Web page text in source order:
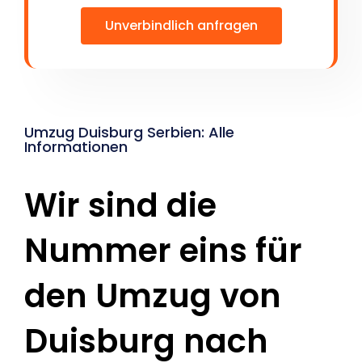
Unverbindlich anfragen
Umzug Duisburg Serbien: Alle
Informationen
Wir sind die
Nummer eins für
den Umzug von
Duisburg nach